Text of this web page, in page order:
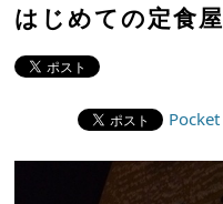
はじめての定食屋
Pocket